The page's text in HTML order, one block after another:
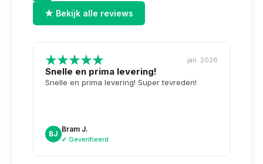
★ Bekijk alle reviews
jan. 2026
Snelle en prima levering!
Snelle en prima levering! Super tevreden!
BJ
Bram J.
✔ Geverifieerd